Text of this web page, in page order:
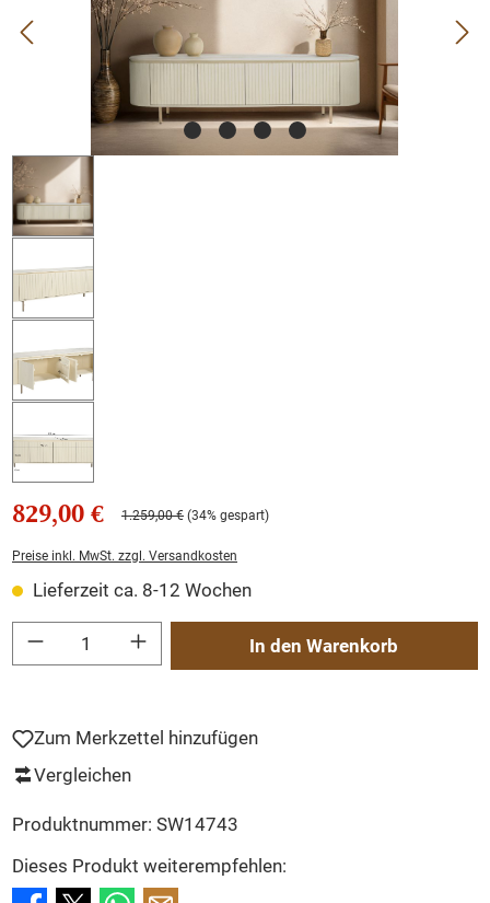
829,00 € 1.259,00 € (34% gespart)
Preise inkl. MwSt. zzgl. Versandkosten
Lieferzeit ca. 8-12 Wochen
Produkt Anzahl: Gib den gewünschten Wert ein oder benutze die Schaltflächen
In den Warenkorb
Zum Merkzettel hinzufügen
Vergleichen
Produktnummer: SW14743
Dieses Produkt weiterempfehlen: